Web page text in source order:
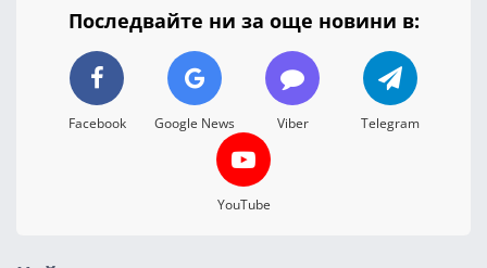
Последвайте ни за още новини в:
Facebook Google News Viber Telegram
YouTube